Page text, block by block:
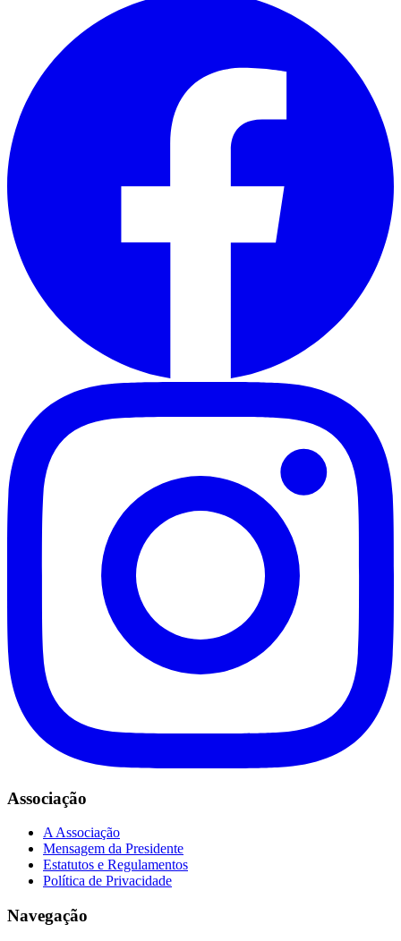
Associação
A Associação
Mensagem da Presidente
Estatutos e Regulamentos
Política de Privacidade
Navegação